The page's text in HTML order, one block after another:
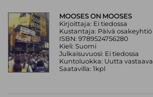
MOOSES ON MOOSES
Kirjoittaja: Ei tiedossa
Kustantaja: Päivä osakeyhtiö
ISBN: 9789524756280
Kieli: Suomi
Julkaisuvuosi: Ei tiedossa
Kuntoluokka: Uutta vastaava
Saatavilla: 1kpl